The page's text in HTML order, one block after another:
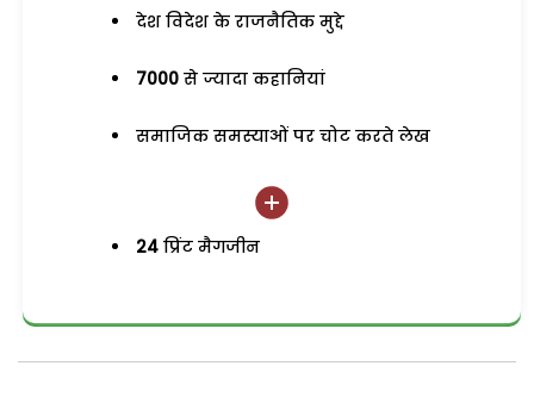
देश विदेश के राजनैतिक मुद्दे
7000 से ज्यादा कहानियां
समाजिक समस्याओं पर चोट करते लेख
24 प्रिंट मैगजीन